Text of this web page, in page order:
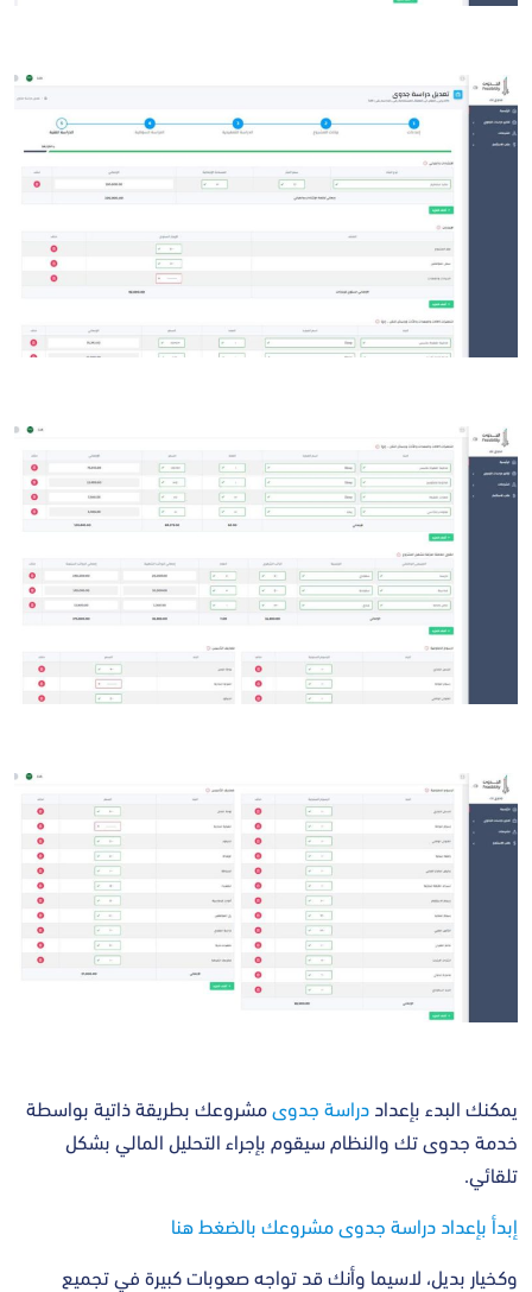
يمكنك البدء بإعداد دراسة جدوىمشروعك بطريقة ذاتية بواسطة
خدمة جدوى تك والنظام سيقوم بإجراء التحليل المالي بشكل
تلقائي.
إبدأ بإعداد دراسة جدوى مشروعك بالضغط هنا
وكخيار بديل، لاسيما وأنك قد تواجه صعوبات كبيرة في تجميع